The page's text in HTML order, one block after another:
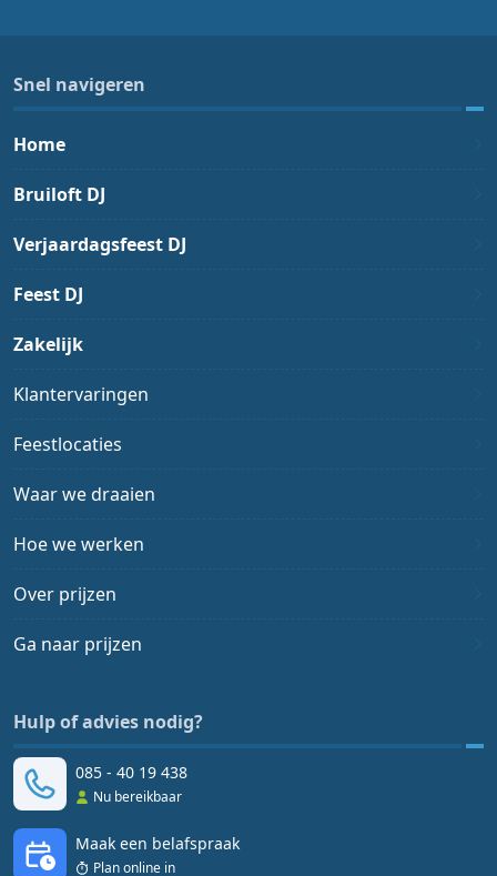
Snel navigeren
Home
Bruiloft DJ
Verjaardagsfeest DJ
Feest DJ
Zakelijk
Klantervaringen
Feestlocaties
Waar we draaien
Hoe we werken
Over prijzen
Ga naar prijzen
Hulp of advies nodig?
085 - 40 19 438
Nu bereikbaar
Maak een belafspraak
Plan online in